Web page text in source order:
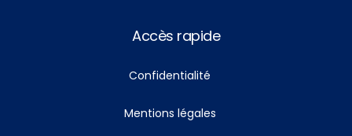
Accès rapide
Confidentialité
Mentions légales